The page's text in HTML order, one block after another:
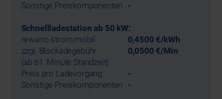
Sonstige Preiskomponenten
-
Schnellladestation ab 50 kW:
rewario.strom.mobil
0,4500 €/kWh
zzgl. Blockadegebühr
0,0500 €/Min
(ab 61. Minute Standzeit)
Preis pro Ladevorgang
-
Sonstige Preiskomponenten
-